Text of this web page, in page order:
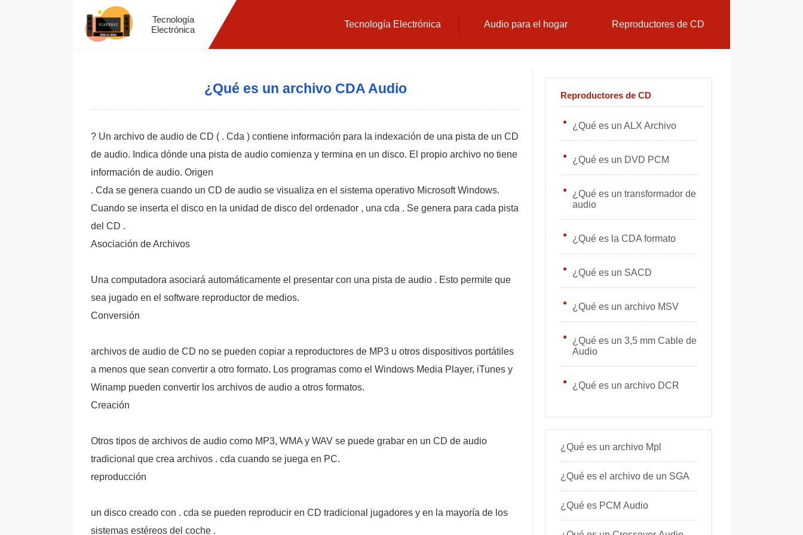
Tecnología
Electrónica
Tecnología Electrónica Audio para el hogar Reproductores de CD
¿Qué es un archivo CDA Audio
? Un archivo de audio de CD ( . Cda ) contiene información para la indexación de una pista de un CD
de audio. Indica dónde una pista de audio comienza y termina en un disco. El propio archivo no tiene
información de audio. Origen
. Cda se genera cuando un CD de audio se visualiza en el sistema operativo Microsoft Windows.
Cuando se inserta el disco en la unidad de disco del ordenador , una cda . Se genera para cada pista
del CD .
Asociación de Archivos
Una computadora asociará automáticamente el presentar con una pista de audio . Esto permite que
sea jugado en el software reproductor de medios.
Conversión
archivos de audio de CD no se pueden copiar a reproductores de MP3 u otros dispositivos portátiles
a menos que sean convertir a otro formato. Los programas como el Windows Media Player, iTunes y
Winamp pueden convertir los archivos de audio a otros formatos.
Creación
Otros tipos de archivos de audio como MP3, WMA y WAV se puede grabar en un CD de audio
tradicional que crea archivos . cda cuando se juega en PC.
reproducción
un disco creado con . cda se pueden reproducir en CD tradicional jugadores y en la mayoría de los
sistemas estéreos del coche .
Reproductores de CD
¿Qué es un ALX Archivo
¿Qué es un DVD PCM
¿Qué es un transformador de
audio
¿Qué es la CDA formato
¿Qué es un SACD
¿Qué es un archivo MSV
¿Qué es un 3,5 mm Cable de
Audio
¿Qué es un archivo DCR
¿Qué es un archivo Mpl
¿Qué es el archivo de un SGA
¿Qué es PCM Audio